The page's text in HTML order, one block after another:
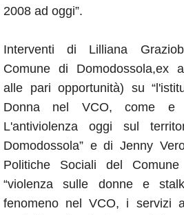
2008 ad oggi”.
Interventi di Lilliana
Comune di Domodossola,ex
alle pari opportunità) su
Donna nel VCO, come e
L'antiviolenza oggi sul
Domodossola” e di Jenny
Politiche Sociali del
“violenza sulle donne e
fenomeno nel VCO, i servizi